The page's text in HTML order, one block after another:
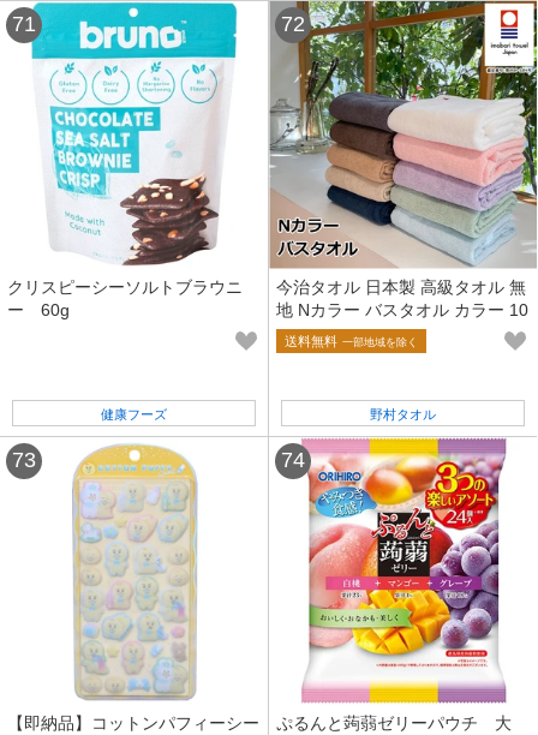
クリスピーシーソルトブラウニ
ー 60g
健康フーズ
今治タオル 日本製 高級タオル 無
地 Nカラー バスタオル カラー 10
色 ふんわり やわらか 国産 ギフ
ト
送料無料 一部地域を除く
野村タオル
【即納品】コットンパフィーシー
ぷるんと蒟蒻ゼリーパウチ 大